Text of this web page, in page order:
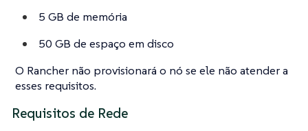
5 GB de memória
50 GB de espaço em disco
O Rancher não provisionará o nó se ele não atender a
esses requisitos.
Requisitos de Rede